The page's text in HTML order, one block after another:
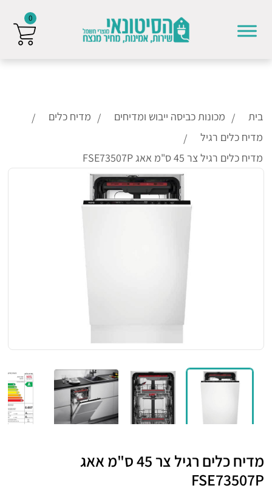
בית מכונות כביסה ייבוש ומדיחים
מדיח כלים
מדיח כלים רגיל
מדיח כלים רגיל צר 45 ס"מ אאג FSE73507P
מדיח כלים רגיל צר 45 ס"מ אאג
FSE73507P
0